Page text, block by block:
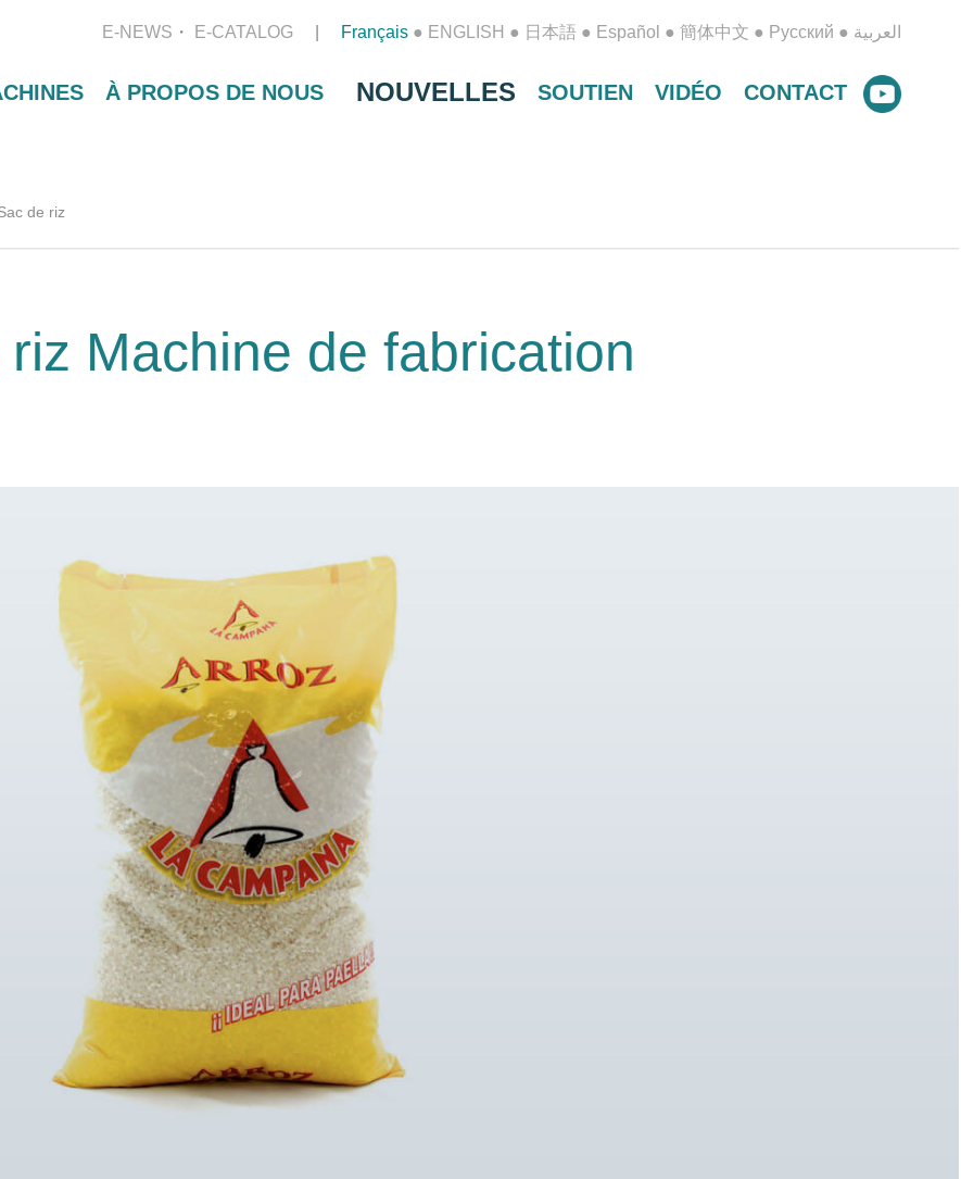
Français ● ENGLISH ● 日本語 ● Español ● 簡体中文 ● Русский ● العربية E-NEWS E-CATALOG
À PROPOS DE NOUS NOUVELLES SOUTIEN VIDÉO CONTACT
de riz
Machine de fabrication